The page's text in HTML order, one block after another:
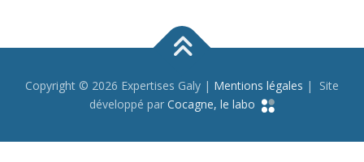
Copyright © 2026 Expertises Galy | Mentions légales | Site
développé par Cocagne, le labo